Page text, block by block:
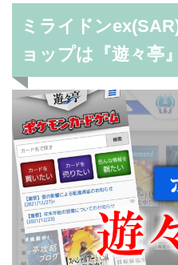
ミライドン
ョップは『遊々亭』